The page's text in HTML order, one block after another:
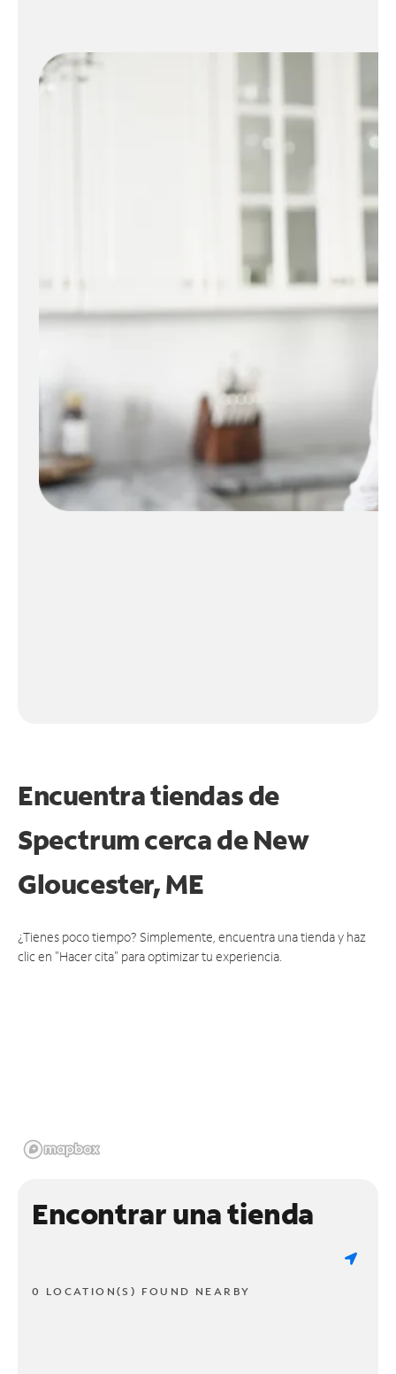
Encuentra tiendas de
Spectrum cerca deNew
Gloucester, ME
¿Tienes poco tiempo? Simplemente, encuentra una tienda y haz
clic en "Hacer cita" para optimizar tu experiencia.
Encontrar una tienda
0 LOCATION(S) FOUND NEARBY